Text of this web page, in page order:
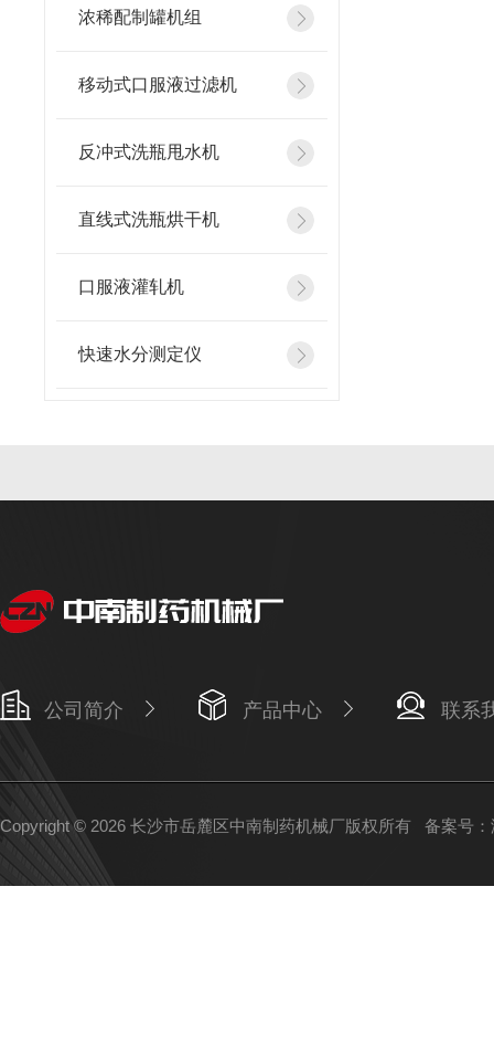
浓稀配制罐机组
移动式口服液过滤机
反冲式洗瓶甩水机
直线式洗瓶烘干机
口服液灌轧机
快速水分测定仪
公司简介 产品中心 联系
Copyright © 2026 长沙市岳麓区中南制药机械厂版权所有 备案号